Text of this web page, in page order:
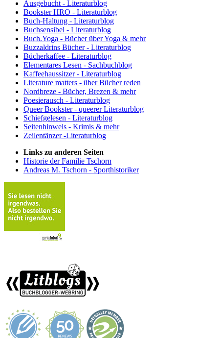
Ausgebucht - Literaturblog
Bookster HRO - Literaturblog
Buch-Haltung - Literaturblog
Buchsensibel - Literaturblog
Buch.Yoga - Bücher über Yoga & mehr
Buzzaldrins Bücher - Literaturblog
Bücherkaffee - Literaturblog
Elementares Lesen - Sachbuchblog
Kaffeehaussitzer - Literaturblog
Literature matters - über Bücher reden
Nordbreze - Bücher, Brezen & mehr
Poesierausch - Literaturblog
Queer Bookster - queerer Literaturblog
Schiefgelesen - Literaturblog
Seitenhinweis - Krimis & mehr
Zeilentänzer -Literaturblog
Links zu anderen Seiten
Historie der Familie Tschorn
Andreas M. Tschorn - Sporthistoriker